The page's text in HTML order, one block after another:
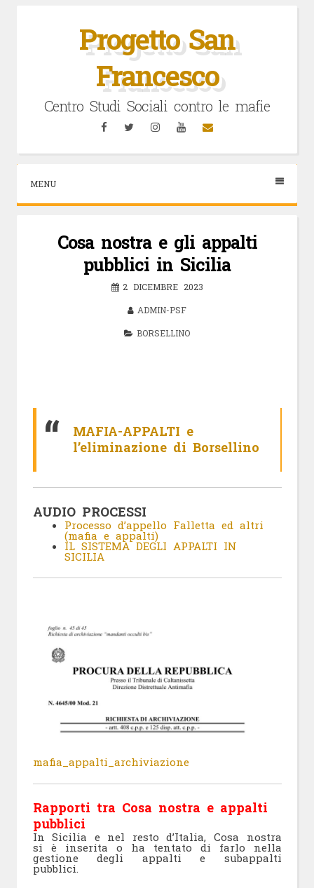
Progetto San
Francesco
Centro Studi Sociali contro le mafie
FacebookTwitterInstagramYouTubeEmail
MENU
Cosa nostra e gli appalti
pubblici in Sicilia
2 DICEMBRE 2023
ADMIN-PSF
BORSELLINO
MAFIA-APPALTI e
l’eliminazione di Borsellino
AUDIO PROCESSI
Processo d’appello Falletta ed altri
(mafia e appalti)
IL SISTEMA DEGLI APPALTI IN
SICILIA
mafia_appalti_archiviazione
Rapporti tra Cosa nostra e appalti
pubblici
In Sicilia e nel resto d’Italia, Cosa nostra
si è inserita o ha tentato di farlo nella
gestione degli appalti e subappalti
pubblici.